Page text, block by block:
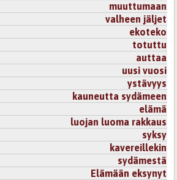
muuttumaan
valheen jäljet
ekoteko
totuttu
auttaa
uusi vuosi
ystävyys
kauneutta sydämeen
elämä
luojan luoma rakkaus
syksy
kavereillekin
sydämestä
Elämään eksynyt